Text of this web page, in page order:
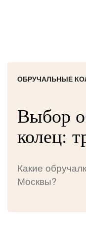
ОБРУЧАЛЬНЫЕ
Выбор
колец:
Какие
Москвы?